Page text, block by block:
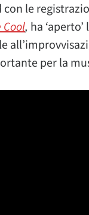
le
, ha
per la